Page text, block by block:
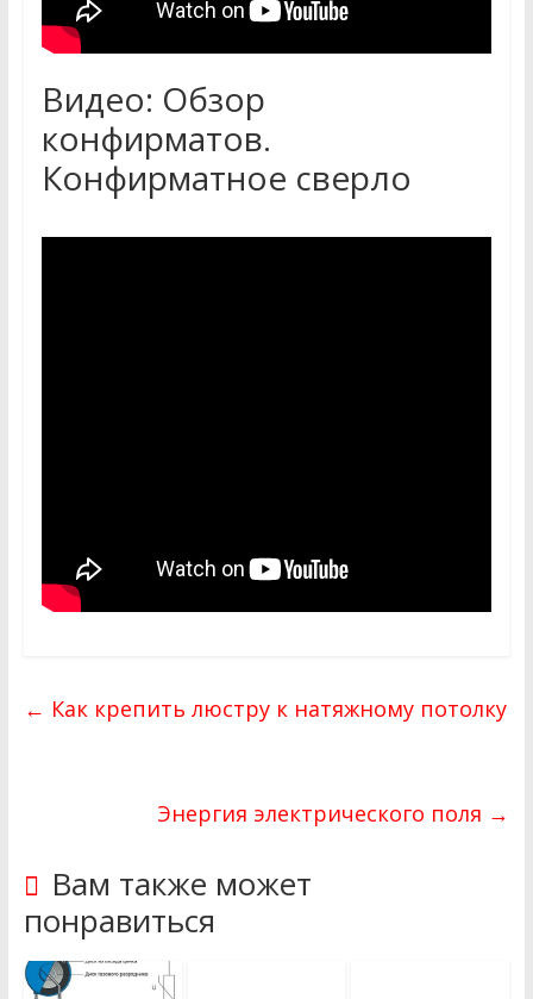
Видео: Обзор
конфирматов.
Конфирматное сверло
← Как крепить люстру к натяжному потолку
Энергия электрического поля →
Вам также может
понравиться